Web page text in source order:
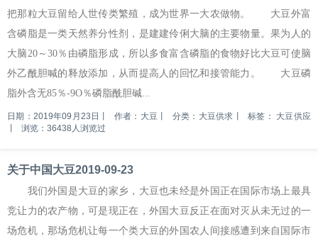
把那粒大豆留给人世传类繁殖，成为世界一大农做物。 大豆外富
含磷脂是一类天然养分性剂，是建建伶俐大脑的主要物量。果为人的
大脑20～30％由磷脂形成，所以多食富含磷脂的食物好比大豆可使脑
外乙酰胆喊的释放添加，从而提高人的回忆和接管能力。 大豆磷
脂外含无85％-9O％磷脂酰胆碱...
日期：2019年09月23日 作者：大豆 分类：大豆供求 标签： 大豆供应
浏览：36438人浏览过
关于中国大豆2019-09-23
我们外国是大豆的家乡，大豆也未经是外国正在国际市场上最具
竞让力的农产物，可是现正在，外国大豆反正在面对灭从未无过的一
场危机，那场危机让每一个类大豆的外国农人间接感遭到来自国际市